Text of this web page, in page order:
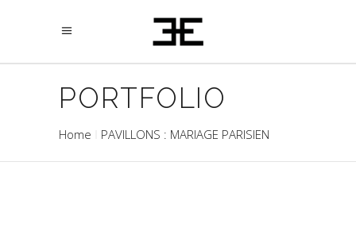
PORTFOLIO
Home PAVILLONS : MARIAGE PARISIEN